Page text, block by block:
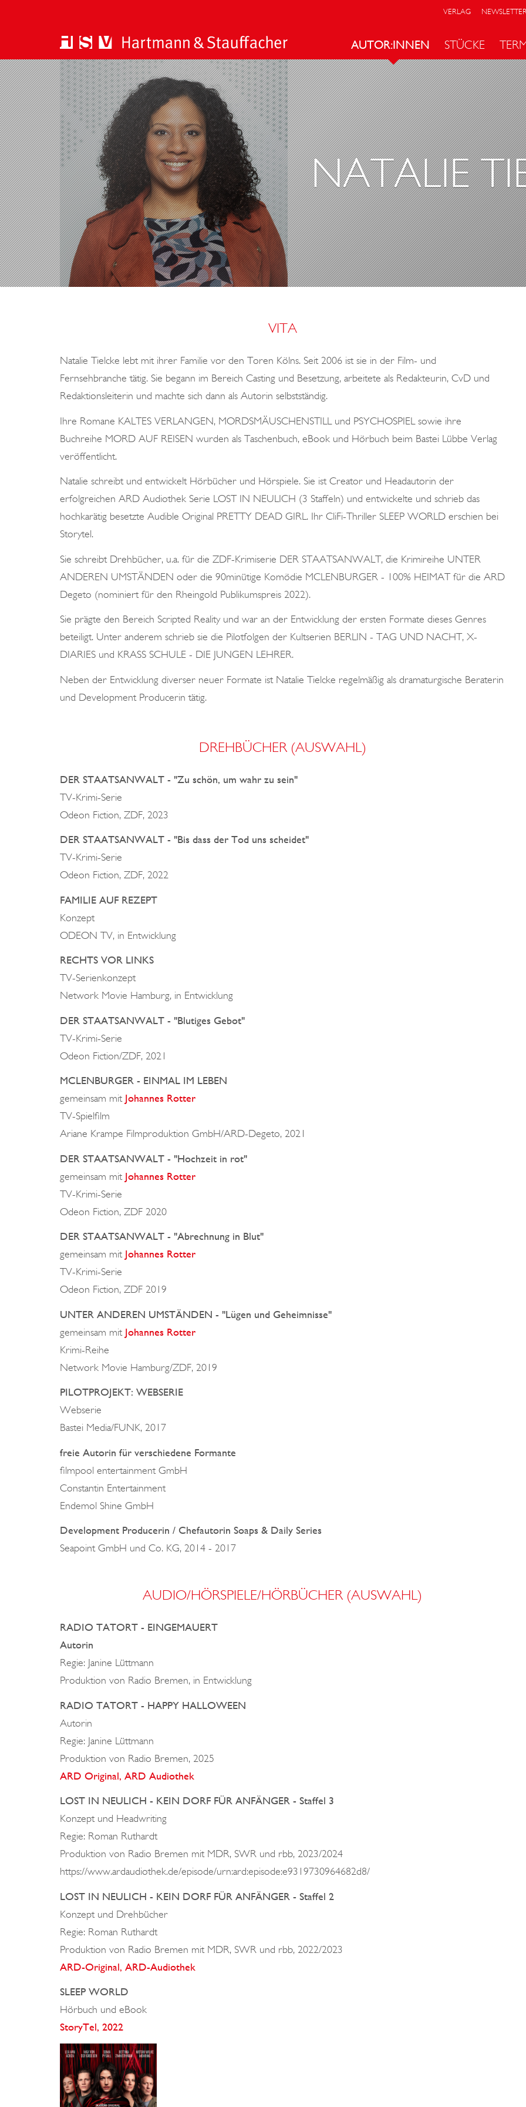
VERLAG
AUTOR:INNEN STÜCKE
NATALIE
VITA
Natalie Tielcke lebt mit ihrer Familie vor den Toren Kölns. Seit 2006 ist sie in der Film- und
Fernsehbranche tätig. Sie begann im Bereich Casting und Besetzung, arbeitete als Redakteurin, CvD und
Redaktionsleiterin und machte sich dann als Autorin selbstständig.
Ihre Romane KALTES VERLANGEN, MORDSMÄUSCHENSTILL und PSYCHOSPIEL sowie ihre
Buchreihe MORD AUF REISEN wurden als Taschenbuch, eBook und Hörbuch beim Bastei Lübbe Verlag
veröffentlicht.
Natalie schreibt und entwickelt Hörbücher und Hörspiele. Sie ist Creator und Headautorin der
erfolgreichen ARD Audiothek Serie LOST IN NEULICH (3 Staffeln) und entwickelte und schrieb das
hochkarätig besetzte Audible Original PRETTY DEAD GIRL. Ihr CliFi-Thriller SLEEP WORLD erschien bei
Storytel.
Sie schreibt Drehbücher, u.a. für die ZDF-Krimiserie DER STAATSANWALT, die Krimireihe UNTER
ANDEREN UMSTÄNDEN oder die 90minütige Komödie MCLENBURGER - 100% HEIMAT für die ARD
Degeto (nominiert für den Rheingold Publikumspreis 2022).
Sie prägte den Bereich Scripted Reality und war an der Entwicklung der ersten Formate dieses Genres
beteiligt. Unter anderem schrieb sie die Pilotfolgen der Kultserien BERLIN - TAG UND NACHT, X-
DIARIES und KRASS SCHULE - DIE JUNGEN LEHRER.
Neben der Entwicklung diverser neuer Formate ist Natalie Tielcke regelmäßig als dramaturgische Beraterin
und Development Producerin tätig.
DREHBÜCHER (AUSWAHL)
DER STAATSANWALT - "Zu schön, um wahr zu sein"
TV-Krimi-Serie
Odeon Fiction, ZDF, 2023
DER STAATSANWALT - "Bis dass der Tod uns scheidet"
TV-Krimi-Serie
Odeon Fiction, ZDF, 2022
FAMILIE AUF REZEPT
Konzept
ODEON TV, in Entwicklung
RECHTS VOR LINKS
TV-Serienkonzept
Network Movie Hamburg, in Entwicklung
DER STAATSANWALT - "Blutiges Gebot"
TV-Krimi-Serie
Odeon Fiction/ZDF, 2021
MCLENBURGER - EINMAL IM LEBEN
gemeinsam mit Johannes Rotter
TV-Spielfilm
Ariane Krampe Filmproduktion GmbH/ARD-Degeto, 2021
DER STAATSANWALT - "Hochzeit in rot"
gemeinsam mit Johannes Rotter
TV-Krimi-Serie
Odeon Fiction, ZDF 2020
DER STAATSANWALT - "Abrechnung in Blut"
gemeinsam mit Johannes Rotter
TV-Krimi-Serie
Odeon Fiction, ZDF 2019
UNTER ANDEREN UMSTÄNDEN - "Lügen und Geheimnisse"
gemeinsam mit Johannes Rotter
Krimi-Reihe
Network Movie Hamburg/ZDF, 2019
PILOTPROJEKT: WEBSERIE
Webserie
Bastei Media/FUNK, 2017
freie Autorin für verschiedene Formante
filmpool entertainment GmbH
Constantin Entertainment
Endemol Shine GmbH
Development Producerin / Chefautorin Soaps & Daily Series
Seapoint GmbH und Co. KG, 2014 - 2017
AUDIO/HÖRSPIELE/HÖRBÜCHER (AUSWAHL)
RADIO TATORT - EINGEMAUERT
Autorin
Regie: Janine Lüttmann
Produktion von Radio Bremen, in Entwicklung
RADIO TATORT - HAPPY HALLOWEEN
Autorin
Regie: Janine Lüttmann
Produktion von Radio Bremen, 2025
ARD Original, ARD Audiothek
LOST IN NEULICH - KEIN DORF FÜR ANFÄNGER - Staffel 3
Konzept und Headwriting
Regie: Roman Ruthardt
Produktion von Radio Bremen mit MDR, SWR und rbb, 2023/2024
https://www.ardaudiothek.de/episode/urn:ard:episode:e9319730964682d8/
LOST IN NEULICH - KEIN DORF FÜR ANFÄNGER - Staffel 2
Konzept und Drehbücher
Regie: Roman Ruthardt
Produktion von Radio Bremen mit MDR, SWR und rbb, 2022/2023
ARD-Original, ARD-Audiothek
SLEEP WORLD
Hörbuch und eBook
StoryTel, 2022